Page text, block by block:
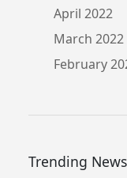
April 2022
March 2022
February
Trending News